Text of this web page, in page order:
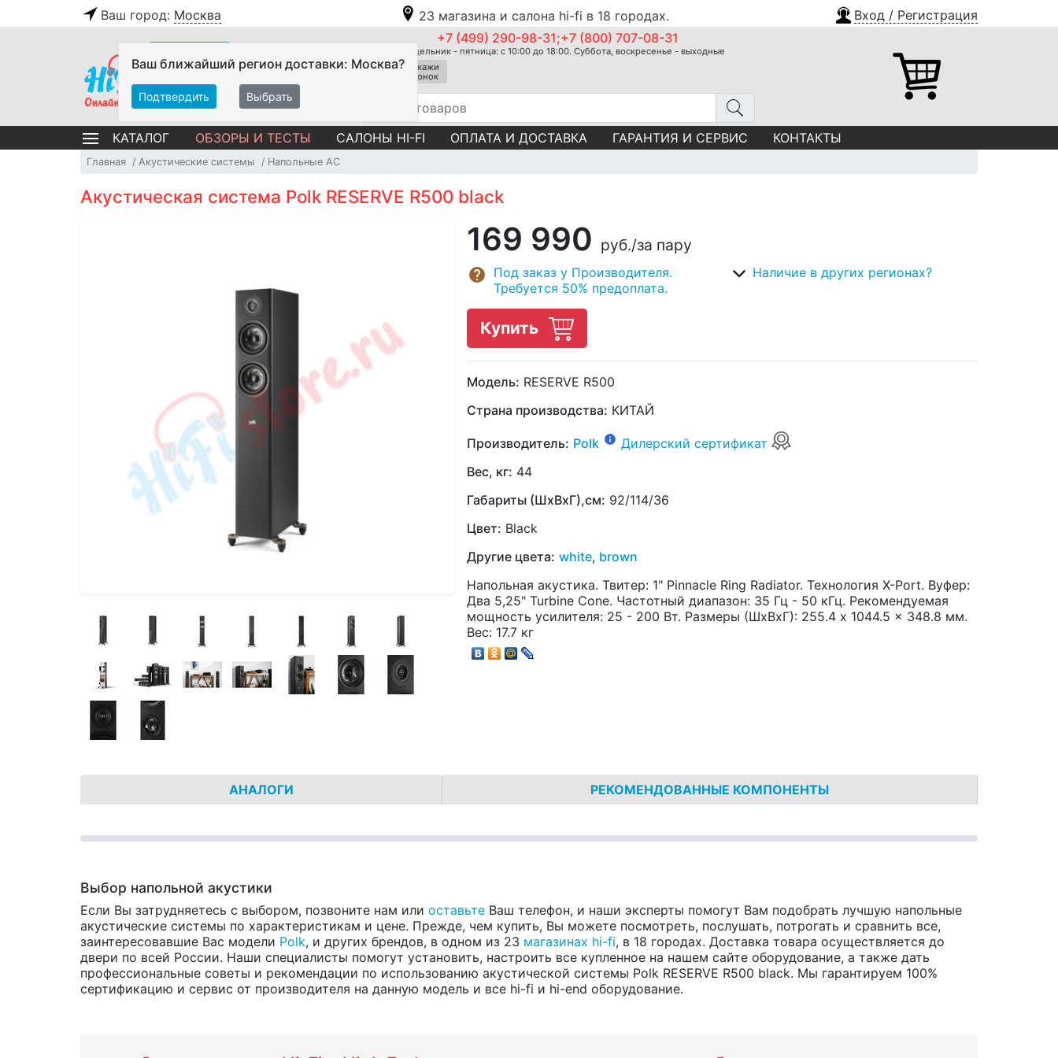
Ваш город: Москва 23 магазина и салона hi-fi в 18 городах. Вход / Регистрация
Ваш ближайший регион доставки: Москва?
Подтвердить Выбрать
+7 (499) 290-98-31;+7 (800) 707-08-31
Понедельник - пятница: с 10:00 до 18:00. Суббота, воскресенье - выходные
Закажи
звонок
КАТАЛОГ ОБЗОРЫ И ТЕСТЫ САЛОНЫ HI-FI ОПЛАТА И ДОСТАВКА ГАРАНТИЯ И СЕРВИС КОНТАКТЫ
Главная Акустические системы Напольные АС
Акустическая система Polk RESERVE R500 black
169 990 руб./за пару
Под заказ у Производителя.
Требуется 50% предоплата.
Наличие в других регионах?
Купить
Модель: RESERVE R500
Страна производства: КИТАЙ
Производитель: Polk
Дилерский сертификат
Вес, кг: 44
Габариты (ШхВхГ),см: 92/114/36
Цвет: Black
Другие цвета: white, brown
Напольная акустика. Твитер: 1" Pinnacle Ring Radiator. Технология X-Port. Вуфер:
Два 5,25" Turbine Cone. Частотный диапазон: 35 Гц - 50 кГц. Рекомендуемая
мощность усилителя: 25 - 200 Вт. Размеры (ШxВxГ): 255.4 x 1044.5 x 348.8 мм.
Вес: 17.7 кг
АНАЛОГИ РЕКОМЕНДОВАННЫЕ КОМПОНЕНТЫ
Выбор напольной акустики
Если Вы затрудняетесь с выбором, позвоните нам или оставьте Ваш телефон, и наши эксперты помогут Вам подобрать лучшую напольные
акустические системы по характеристикам и цене. Прежде, чем купить, Вы можете посмотреть, послушать, потрогать и сравнить все,
заинтересовавшие Вас модели Polk, и других брендов, в одном из 23 магазинах hi-fi, в 18 городах. Доставка товара осуществляется до
двери по всей России. Наши специалисты помогут установить, настроить все купленное на нашем сайте оборудование, а также дать
профессиональные советы и рекомендации по использованию акустической системы Polk RESERVE R500 black. Мы гарантируем 100%
сертификацию и сервис от производителя на данную модель и все hi-fi и hi-end оборудование.